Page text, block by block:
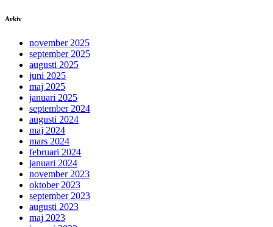
Arkiv
november 2025
september 2025
augusti 2025
juni 2025
maj 2025
januari 2025
september 2024
augusti 2024
maj 2024
mars 2024
februari 2024
januari 2024
november 2023
oktober 2023
september 2023
augusti 2023
maj 2023